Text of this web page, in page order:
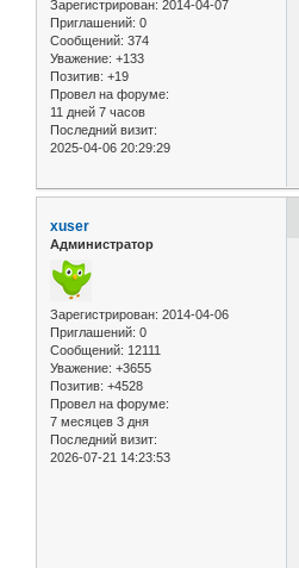
Зарегистрирован: 2014-04-07
Приглашений: 0
Сообщений: 374
Уважение: +133
Позитив: +19
Провел на форуме:
11 дней 7 часов
Последний визит:
2025-04-06 20:29:29
xuser
Администратор
Зарегистрирован: 2014-04-06
Приглашений: 0
Сообщений: 12111
Уважение: +3655
Позитив: +4528
Провел на форуме:
7 месяцев 3 дня
Последний визит:
2026-07-21 14:23:53